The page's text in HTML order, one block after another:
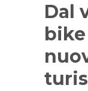
Dal